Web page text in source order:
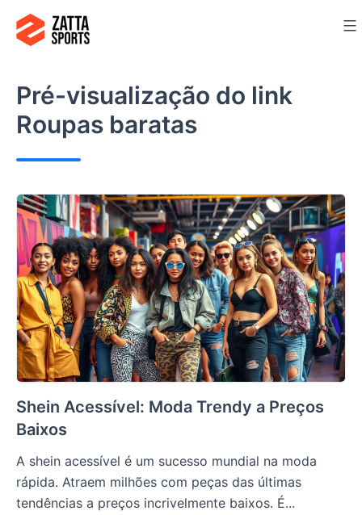
para
conteúdo
Pré-visualização do link
Roupas baratas
Shein Acessível: Moda Trendy a Preços
Baixos
A shein acessível é um sucesso mundial na moda
rápida. Atraem milhões com peças das últimas
tendências a preços incrivelmente baixos. É...